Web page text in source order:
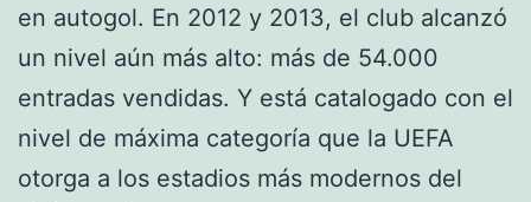
en autogol. En 2012 y 2013, el club alcanzó
un nivel aún más alto: más de 54.000
entradas vendidas. Y está catalogado con el
nivel de máxima categoría que la UEFA
otorga a los estadios más modernos del